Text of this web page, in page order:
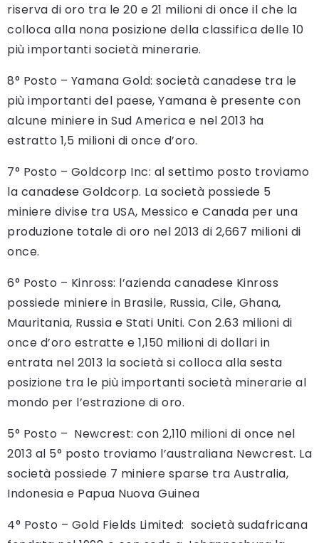
riserva di oro tra le 20 e 21 milioni di once il che la
colloca alla nona posizione della classifica delle 10
più importanti società minerarie.
8° Posto – Yamana Gold: società canadese tra le
più importanti del paese, Yamana è presente con
alcune miniere in Sud America e nel 2013 ha
estratto 1,5 milioni di once d’oro.
7° Posto – Goldcorp Inc: al settimo posto troviamo
la canadese Goldcorp. La società possiede 5
miniere divise tra USA, Messico e Canada per una
produzione totale di oro nel 2013 di 2,667 milioni di
once.
6° Posto – Kinross: l’azienda canadese Kinross
possiede miniere in Brasile, Russia, Cile, Ghana,
Mauritania, Russia e Stati Uniti. Con 2.63 milioni di
once d’oro estratte e 1,150 milioni di dollari in
entrata nel 2013 la società si colloca alla sesta
posizione tra le più importanti società minerarie al
mondo per l’estrazione di oro.
5° Posto – Newcrest: con 2,110 milioni di once nel
2013 al 5° posto troviamo l’australiana Newcrest. La
società possiede 7 miniere sparse tra Australia,
Indonesia e Papua Nuova Guinea
4° Posto – Gold Fields Limited: società sudafricana